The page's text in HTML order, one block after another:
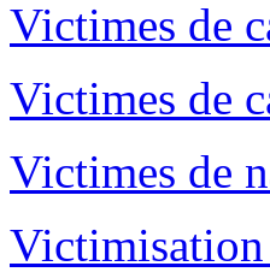
Victimes de
Victimes de
Victimes de